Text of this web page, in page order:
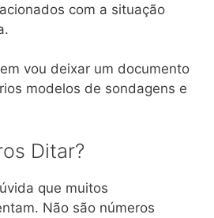
com a situação
vou deixar um documento
modelos de sondagens e
Ditar?
que muitos
Não são números